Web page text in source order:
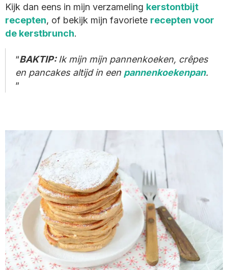
Kijk dan eens in mijn verzameling kerstontbijt
recepten, of bekijk mijn favoriete recepten voor
de kerstbrunch.
BAKTIP:Ik mijn mijn pannenkoeken, crêpes
en pancakes altijd in een pannenkoekenpan.